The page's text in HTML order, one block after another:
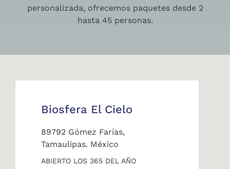
personalizada, ofrecemos paquetes desde 2
hasta 45 personas.
Biosfera El Cielo
89792 Gómez Farías,
Tamaulipas. México
ABIERTO LOS 365 DEL AÑO